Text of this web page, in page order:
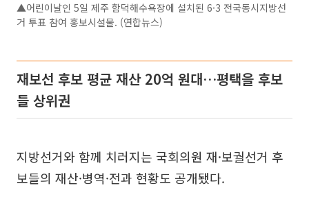
▲어린이날인 5일 제주 함덕해수욕장에 설치된 6·3 전국동시지방선
거 투표 참여 홍보시설물. (연합뉴스)
재보선 후보 평균 재산 20억 원대…평택을 후보
들 상위권
지방선거와 함께 치러지는 국회의원 재·보궐선거 후
보들의 재산·병역·전과 현황도 공개됐다.